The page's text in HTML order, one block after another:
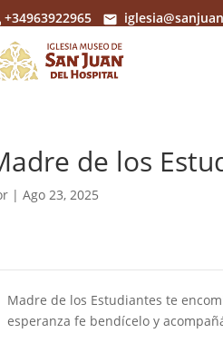
+34963922965
de los
|Ago 23, 2025
Madre de los Estudiantes te
esperanza fe bendícelo y